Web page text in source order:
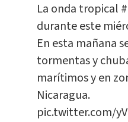
La onda tropical
durante este
En esta mañana
tormentas y
marítimos y en
Nicaragua.
pic.twitter.com/